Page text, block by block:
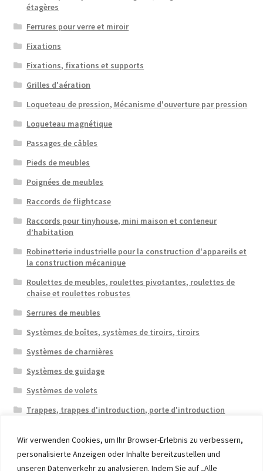
Wir verwenden Cookies, um Ihr Browser-Erlebnis zu verbessern,
personalisierte Anzeigen oder Inhalte bereitzustellen und
unseren Datenverkehr zu analysieren. Indem Sie auf „Alle
étagères
Ferrures pour verre et miroir
Fixations
Fixations, fixations et supports
Grilles d'aération
Loqueteau de pression, Mécanisme d'ouverture par pression
Loqueteau magnétique
Passages de câbles
Pieds de meubles
Poignées de meubles
Raccords de flightcase
Raccords pour tinyhouse, mini maison et conteneur
d’habitation
Robinetterie industrielle pour la construction d'appareils et
la construction mécanique
Roulettes de meubles, roulettes pivotantes, roulettes de
chaise et roulettes robustes
Serrures de meubles
Systèmes de boîtes, systèmes de tiroirs, tiroirs
Systèmes de charnières
Systèmes de guidage
Systèmes de volets
Trappes, trappes d'introduction, porte d'introduction